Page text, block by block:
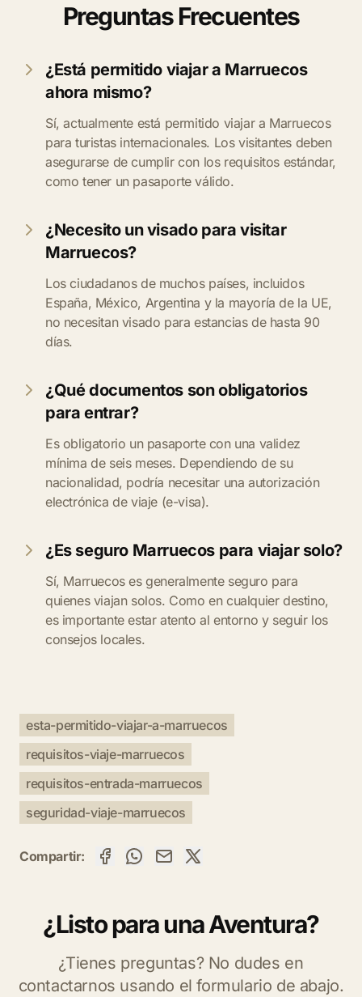
Preguntas Frecuentes
¿Está permitido viajar a Marruecos
ahora mismo?
Sí, actualmente está permitido viajar a Marruecos
para turistas internacionales. Los visitantes deben
asegurarse de cumplir con los requisitos estándar,
como tener un pasaporte válido.
¿Necesito un visado para visitar
Marruecos?
Los ciudadanos de muchos países, incluidos
España, México, Argentina y la mayoría de la UE,
no necesitan visado para estancias de hasta 90
días.
¿Qué documentos son obligatorios
para entrar?
Es obligatorio un pasaporte con una validez
mínima de seis meses. Dependiendo de su
nacionalidad, podría necesitar una autorización
electrónica de viaje (e-visa).
¿Es seguro Marruecos para viajar solo?
Sí, Marruecos es generalmente seguro para
quienes viajan solos. Como en cualquier destino,
es importante estar atento al entorno y seguir los
consejos locales.
esta-permitido-viajar-a-marruecos
requisitos-viaje-marruecos
requisitos-entrada-marruecos
seguridad-viaje-marruecos
Compartir:
¿Listo para una Aventura?
¿Tienes preguntas? No dudes en
contactarnos usando el formulario de abajo.